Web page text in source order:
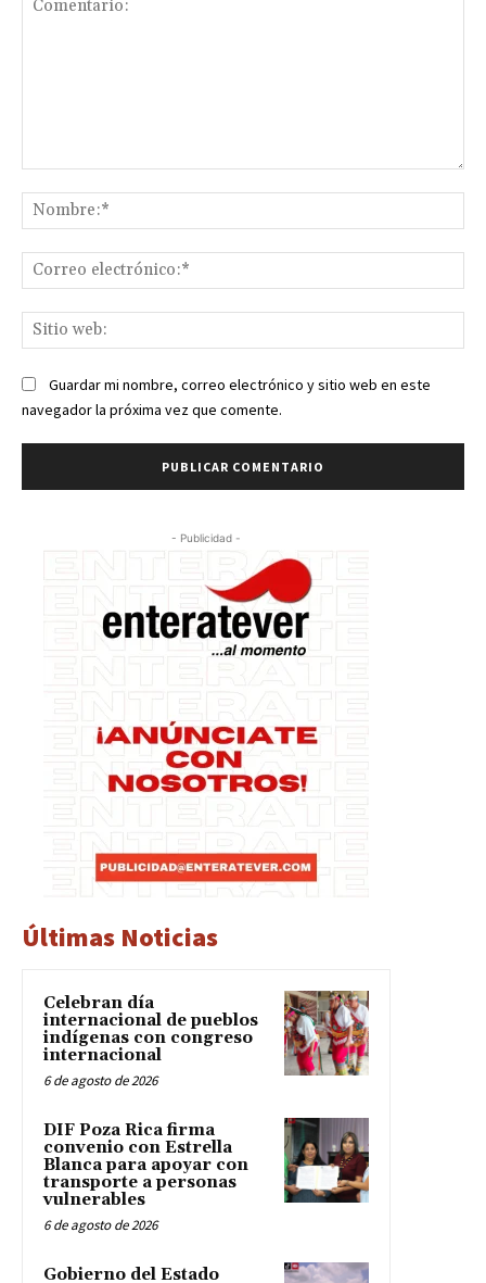
Guardar mi nombre, correo electrónico y sitio web en este
navegador la próxima vez que comente.
- Publicidad -
Últimas Noticias
Celebran día
internacional de pueblos
indígenas con congreso
internacional
6 de agosto de 2026
DIF Poza Rica firma
convenio con Estrella
Blanca para apoyar con
transporte a personas
vulnerables
6 de agosto de 2026
Gobierno del Estado